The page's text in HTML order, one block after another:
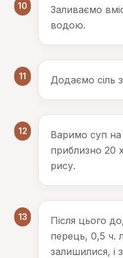
10
Заливаємо
водою.
11 Додаємо сіль
12
Варимо суп на
приблизно 20
рису.
13
Після цього
перець, 0,5 ч.
залишилися, і